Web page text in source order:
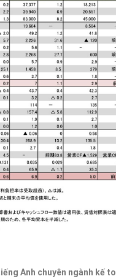
Anh chuyên ngành kế